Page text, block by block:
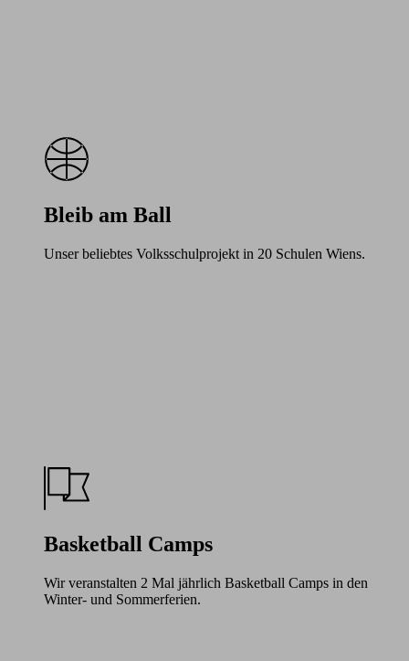
Bleib am Ball
Unser beliebtes Volksschulprojekt in 20 Schulen Wiens.
Basketball Camps
Wir veranstalten 2 Mal jährlich Basketball Camps in den
Winter- und Sommerferien.